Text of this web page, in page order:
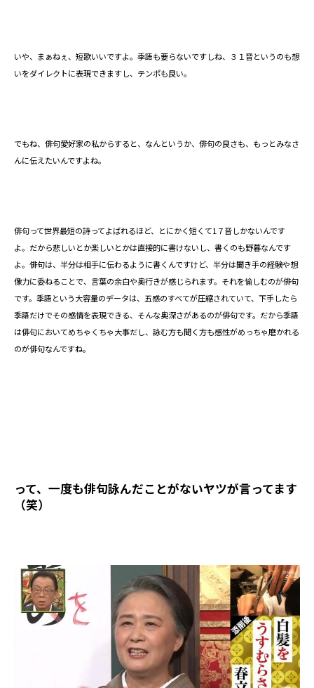
いや、まぁねぇ、短歌いいですよ。季語も要らないですしね、３１音というのも想
いをダイレクトに表現できますし、テンポも良い。
でもね、俳句愛好家の私からすると、なんというか、俳句の良さも、もっとみなさ
んに伝えたいんですよね。
俳句って世界最短の詩ってよばれるほど、とにかく短くて1７音しかないんです
よ。だから悲しいとか楽しいとかは直接的に書けないし、書くのも野暮なんです
よ。俳句は、半分は相手に伝わるように書くんですけど、半分は聞き手の経験や想
像力に委ねることで、言葉の余白や奥行きが感じられます。それを愉しむのが俳句
です。季語という大容量のデータは、五感のすべてが圧縮されていて、下手したら
季語だけでその感情を表現できる、そんな奥深さがあるのが俳句です。だから季語
は俳句においてめちゃくちゃ大事だし、詠む方も聞く方も感性がめっちゃ磨かれる
のが俳句なんですね。
って、一度も俳句詠んだことがないヤツが言ってます
（笑）